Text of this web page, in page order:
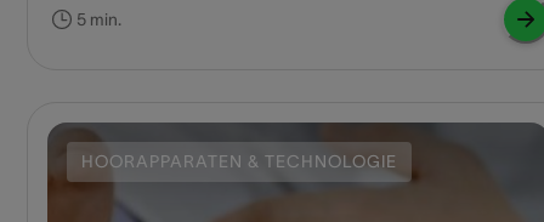
oplaadbare accu. De batterijen van oplaadbare hoortoestellen
gemaakt om lang mee te gaan, waardoor je ze dus zelden moet
batterijen van je hoorapparaat vervangt.
5 min.
HOORAPPARATEN & TECHNOLOGIE